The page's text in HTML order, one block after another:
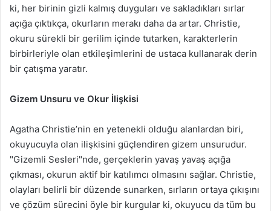
ki, her birinin gizli kalmış duyguları ve sakladıkları sırlar
açığa çıktıkça, okurların merakı daha da artar. Christie,
okuru sürekli bir gerilim içinde tutarken, karakterlerin
birbirleriyle olan etkileşimlerini de ustaca kullanarak derin
bir çatışma yaratır.
Gizem Unsuru ve Okur İlişkisi
Agatha Christie’nin en yetenekli olduğu alanlardan biri,
okuyucuyla olan ilişkisini güçlendiren gizem unsurudur.
"Gizemli Sesleri"nde, gerçeklerin yavaş yavaş açığa
çıkması, okurun aktif bir katılımcı olmasını sağlar. Christie,
olayları belirli bir düzende sunarken, sırların ortaya çıkışını
ve çözüm sürecini öyle bir kurgular ki, okuyucu da tüm bu